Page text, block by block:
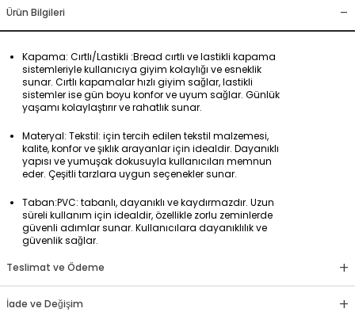
Ürün Bilgileri -
Kapama: Cırtlı/Lastikli :Bread cırtlı ve lastikli kapama
sistemleriyle kullanıcıya giyim kolaylığı ve esneklik
sunar. Cırtlı kapamalar hızlı giyim sağlar, lastikli
sistemler ise gün boyu konfor ve uyum sağlar. Günlük
yaşamı kolaylaştırır ve rahatlık sunar.
Materyal: Tekstil: için tercih edilen tekstil malzemesi,
kalite, konfor ve şıklık arayanlar için idealdir. Dayanıklı
yapısı ve yumuşak dokusuyla kullanıcıları memnun
eder. Çeşitli tarzlara uygun seçenekler sunar.
Taban:PVC: tabanlı, dayanıklı ve kaydırmazdır. Uzun
süreli kullanım için idealdir, özellikle zorlu zeminlerde
güvenli adımlar sunar. Kullanıcılara dayanıklılık ve
güvenlik sağlar.
Teslimat ve Ödeme
+
İade ve Değişim +